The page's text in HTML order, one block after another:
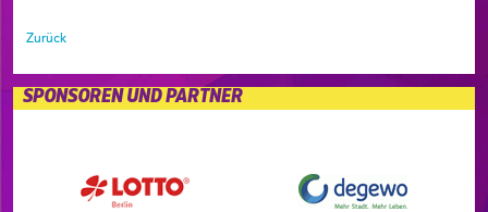
Zurück
SPONSOREN UND PARTNER